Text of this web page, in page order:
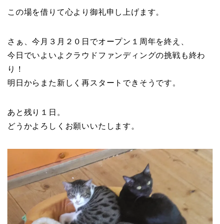
この場を借りて心より御礼申し上げます。
さぁ、今月３月２０日でオープン１周年を終え、
今日でいよいよクラウドファンディングの挑戦も終わ
り！
明日からまた新しく再スタートできそうです。
あと残り１日。
どうかよろしくお願いいたします。